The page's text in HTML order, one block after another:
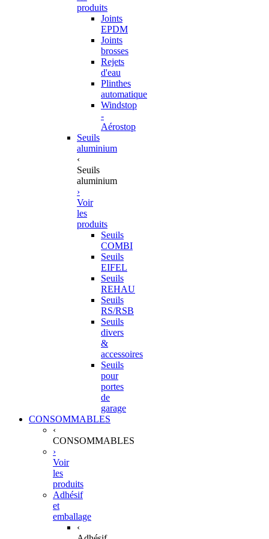
produits
Joints
EPDM
Joints
brosses
Rejets
d'eau
Plinthes
automatique
Windstop
-
Aérostop
Seuils
aluminium
‹
Seuils
aluminium
›
Voir
les
produits
Seuils
COMBI
Seuils
EIFEL
Seuils
REHAU
Seuils
RS/RSB
Seuils
divers
&
accessoires
Seuils
pour
portes
de
garage
CONSOMMABLES
‹
CONSOMMABLES
›
Voir
les
produits
Adhésif
et
emballage
‹